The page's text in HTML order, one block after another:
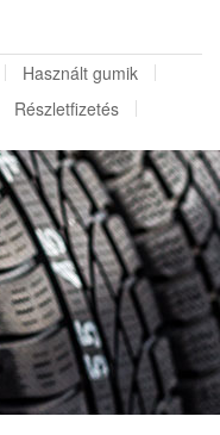
Használt gumik
Részletfizetés